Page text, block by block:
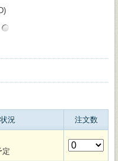
況 注文数
定